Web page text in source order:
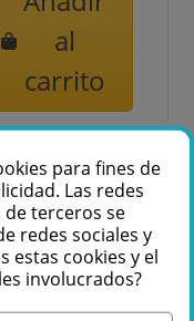
al
carrito
para fines de
Las redes
de terceros se
redes sociales y
estas cookies y el
involucrados?